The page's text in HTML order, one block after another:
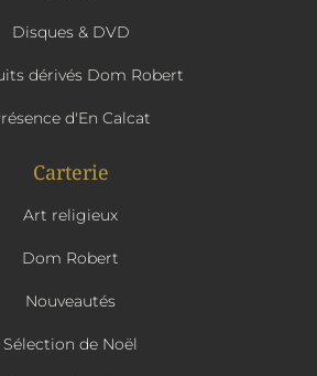
Disques & DVD
dérivés Dom Robert
d'En Calcat
Carterie
Art religieux
Dom Robert
Nouveautés
Sélection de Noël